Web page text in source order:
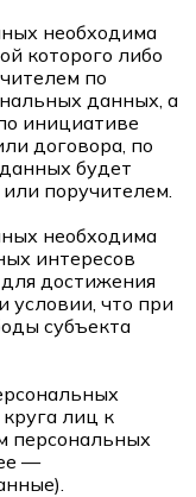
необходима
которого либо
по
данных, а
инициативе
договора, по
будет
поручителем.
необходима
интересов
достижения
условии, что при
субъекта
лиц к
персональных
—